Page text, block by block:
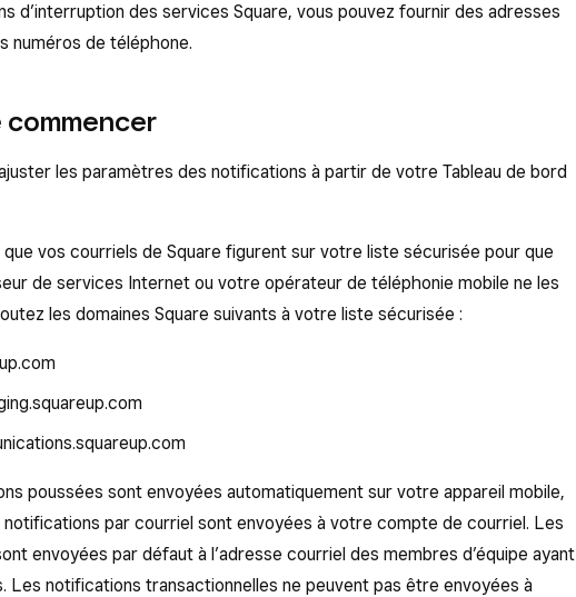
d’interruption des services Square, vous pouvez fournir des adresses
numéros de téléphone.
commencer
les paramètres des notifications à partir de votre Tableau de bord
vos courriels de Square figurent sur votre liste sécurisée pour que
de services Internet ou votre opérateur de téléphonie mobile ne les
les domaines Square suivants à votre liste sécurisée :
poussées sont envoyées automatiquement sur votre appareil mobile,
notifications par courriel sont envoyées à votre compte de courriel. Les
envoyées par défaut à l’adresse courriel des membres d’équipe ayant
Les notifications transactionnelles ne peuvent pas être envoyées à